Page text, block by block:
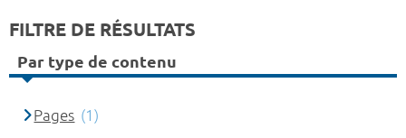
FILTRE DE RÉSULTATS
Par type de contenu
Pages (1)